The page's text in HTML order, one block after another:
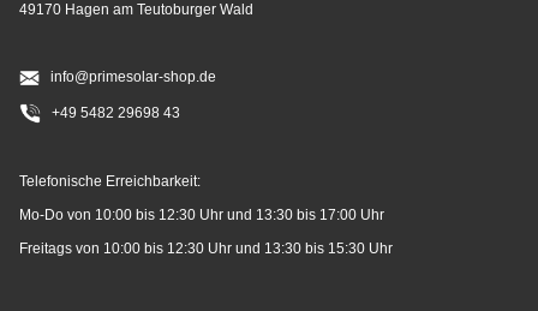
49170 Hagen am Teutoburger Wald
info@primesolar-shop.de
+49 5482 29698 43
Telefonische Erreichbarkeit:
Mo-Do von 10:00 bis 12:30 Uhr und 13:30 bis 17:00 Uhr
Freitags von 10:00 bis 12:30 Uhr und 13:30 bis 15:30 Uhr